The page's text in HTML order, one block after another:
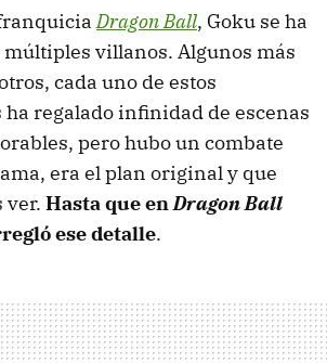
Dragon Ball, Goku se ha
villanos. Algunos más
cada uno de estos
regalado infinidad de escenas
pero hubo un combate
era el plan original y que
ver. Hasta que enDragon Ball
ese detalle.